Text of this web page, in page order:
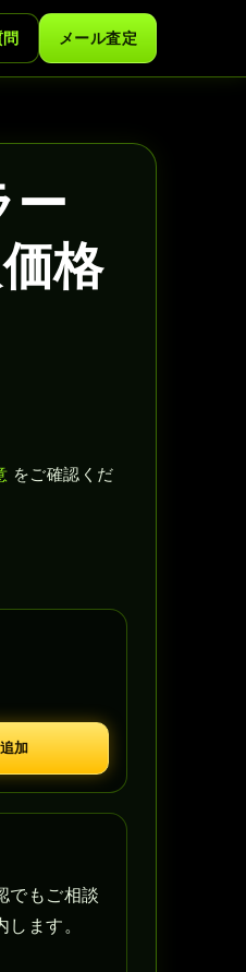
問 メール査定
ー
格
をご確認くだ
加
でもご相談
ます。